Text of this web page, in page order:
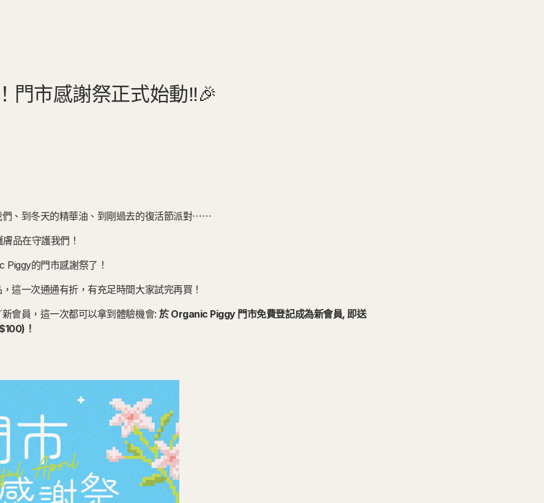
門市感謝祭正式始動‼️🎉
們、到冬天的精華油、到剛過去的復活節派對⋯⋯
品在守護我們！
Piggy的門市感謝祭了！
這一次通通有折，有充足時間大家試完再買！
會員，這一次都可以拿到體驗機會:於 Organic Piggy 門市免費登記成為新會員, 即送
！